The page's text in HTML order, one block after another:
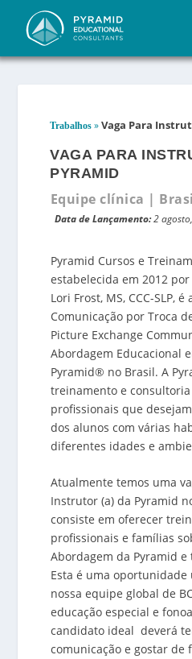
Trabalhos »Vaga Para
VAGA PARA
PYRAMID
Equipe clínica |
Data de Lançamento:2
Pyramid Cursos e
estabelecida em 2012 por
Lori Frost, MS, CCC-SLP,
Comunicação por Troca
Picture Exchange
Abordagem Educacional
Pyramid® no Brasil. A
treinamento e
profissionais que
dos alunos com várias
diferentes idades e
Atualmente temos uma
Instrutor (a) da Pyramid
consiste em oferecer
profissionais e famílias
Abordagem da Pyramid
Esta é uma
nossa equipe global de
educação especial e
candidato ideal deverá
comunicação e gostar de